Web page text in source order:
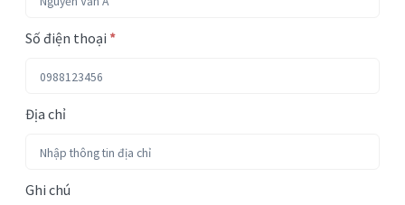
Số điện thoại *
Địa chỉ
Ghi chú